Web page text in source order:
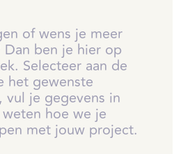
of wens je meer
ben je hier op
Selecteer aan de
het gewenste
vul je gegevens in
hoe we je
met jouw project.